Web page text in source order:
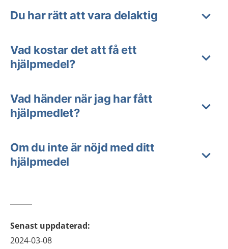
Du har rätt att vara delaktig
Vad kostar det att få ett
hjälpmedel?
Vad händer när jag har fått
hjälpmedlet?
Om du inte är nöjd med ditt
hjälpmedel
Senast uppdaterad:
2024-03-08